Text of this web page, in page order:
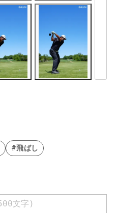
#飛ばし